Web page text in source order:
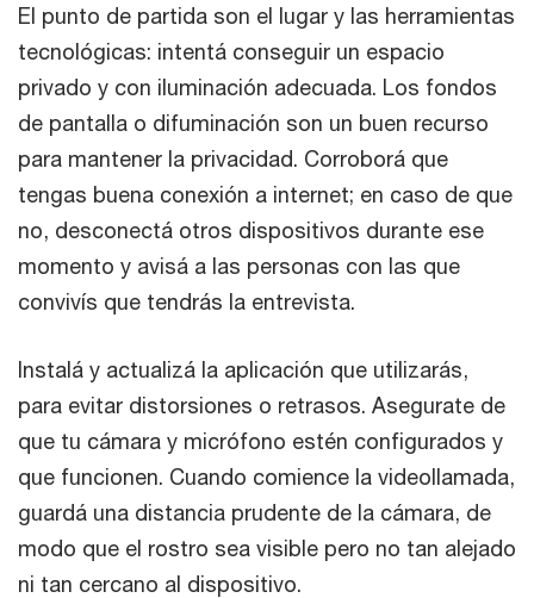
El punto de partida son el lugar y las herramientas
tecnológicas: intentá conseguir un espacio
privado y con iluminación adecuada. Los fondos
de pantalla o difuminación son un buen recurso
para mantener la privacidad. Corroborá que
tengas buena conexión a internet; en caso de que
no, desconectá otros dispositivos durante ese
momento y avisá a las personas con las que
convivís que tendrás la entrevista.
Instalá y actualizá la aplicación que utilizarás,
para evitar distorsiones o retrasos. Asegurate de
que tu cámara y micrófono estén configurados y
que funcionen. Cuando comience la videollamada,
guardá una distancia prudente de la cámara, de
modo que el rostro sea visible pero no tan alejado
ni tan cercano al dispositivo.